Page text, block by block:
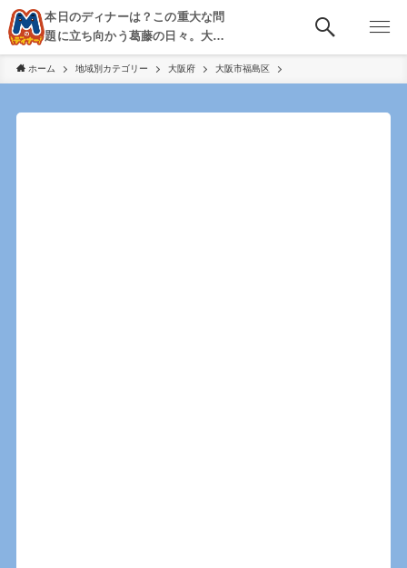
本日のディナーは？この重大な問
題に立ち向かう葛藤の日々。大
阪・京都・神戸を中心とした食べ
歩き、飲み歩きを綴る。
ホーム 地域別カテゴリー 大阪府 大阪市福島区